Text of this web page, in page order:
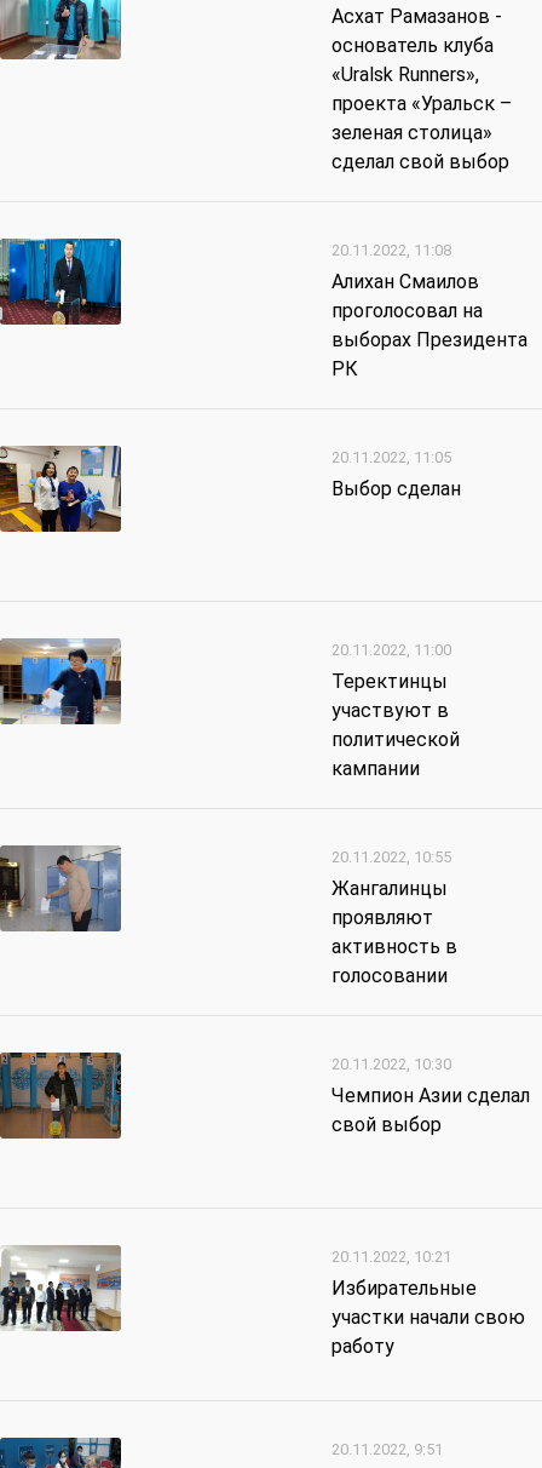
Асхат Рамазанов -
основатель клуба
«Uralsk Runners»,
проекта «Уральск –
зеленая столица»
сделал свой выбор
20.11.2022, 11:08
Алихан Смаилов
проголосовал на
выборах Президента
РК
20.11.2022, 11:05
Выбор сделан
20.11.2022, 11:00
Теректинцы
участвуют в
политической
кампании
20.11.2022, 10:55
Жангалинцы
проявляют
активность в
голосовании
20.11.2022, 10:30
Чемпион Азии сделал
свой выбор
20.11.2022, 10:21
Избирательные
участки начали свою
работу
20.11.2022, 9:51